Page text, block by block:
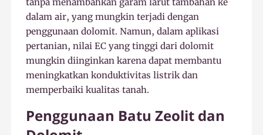
dalam air, yang mungkin terjadi dengan
penggunaan dolomit. Namun, dalam aplikasi
pertanian, nilai EC yang tinggi dari dolomit
mungkin diinginkan karena dapat membantu
meningkatkan konduktivitas listrik dan
memperbaiki kualitas tanah.
Penggunaan Batu Zeolit dan